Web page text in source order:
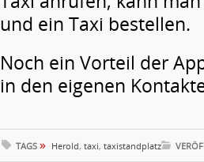
und ein Taxi bestellen.
Noch ein Vorteil der
in den eigenen
TAGS » Herold, taxi, taxistandplatz